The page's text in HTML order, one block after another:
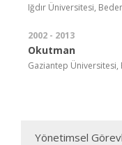
Iğdır Üniversitesi,
2002 - 2013
Okutman
Gaziantep Üniversitesi,
Yönetimsel